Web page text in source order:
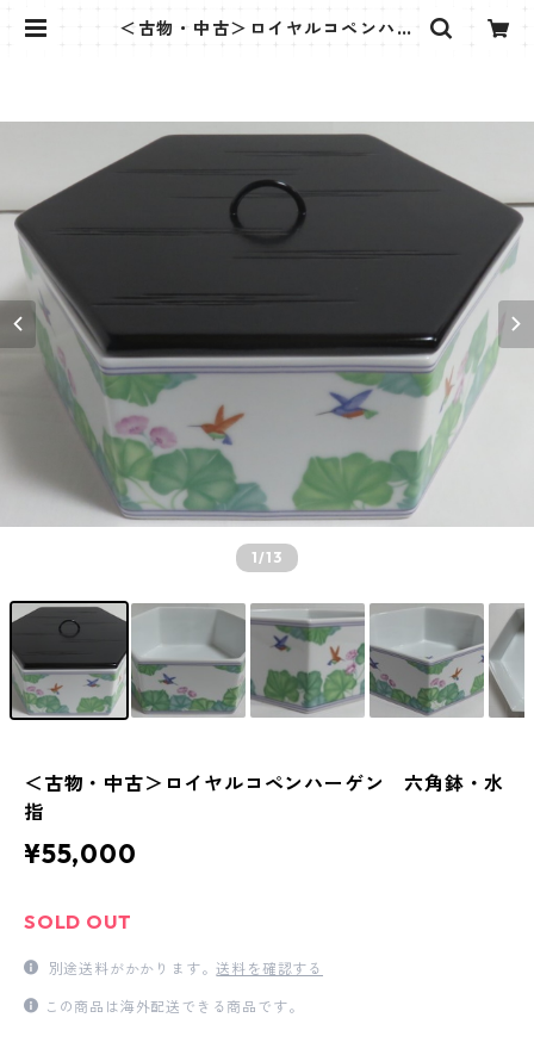
＜古物・中古＞ロイヤルコペンハー
1/13
＜古物・中古＞ロイヤルコペンハーゲン 六角鉢・水
指
¥55,000
SOLD OUT
別途送料がかかります。送料を確認する
この商品は海外配送できる商品です。